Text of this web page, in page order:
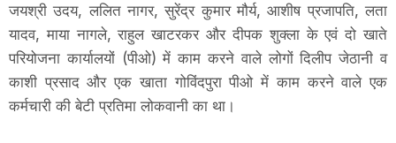
जयश्री उदय, ललित नागर, सुरेंद्र कुमार मौर्य, आशीष प्रजापति, लता
यादव, माया नागले, राहुल खाटरकर और दीपक शुक्ला के एवं दो खाते
परियोजना कार्यालयों (पीओ) में काम करने वाले लोगों दिलीप जेठानी व
काशी प्रसाद और एक खाता गोविंदपुरा पीओ में काम करने वाले एक
कर्मचारी की बेटी प्रतिमा लोकवानी का था।